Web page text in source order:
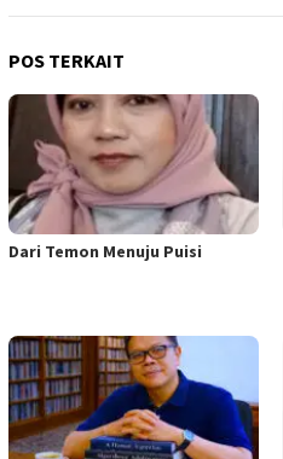
POS TERKAIT
Dari Temon Menuju Puisi